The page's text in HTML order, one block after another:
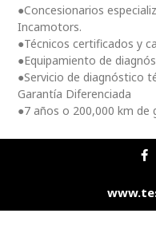
●Concesionarios
Incamotors.
●Técnicos certificados y
●Equipamiento de
●Servicio de diagnóstico
Garantía Diferenciada
●7 años o 200,000 km de
F
a
e
b
o